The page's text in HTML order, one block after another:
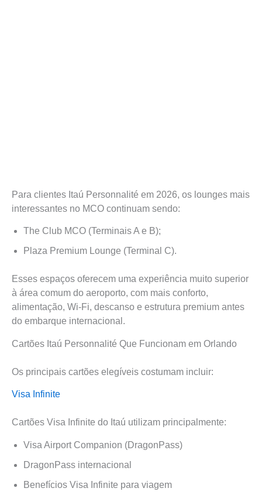
Para clientes Itaú Personnalité em 2026, os lounges mais
interessantes no MCO continuam sendo:
The Club MCO (Terminais A e B);
Plaza Premium Lounge (Terminal C).
Esses espaços oferecem uma experiência muito superior
à área comum do aeroporto, com mais conforto,
alimentação, Wi-Fi, descanso e estrutura premium antes
do embarque internacional.
Cartões Itaú Personnalité Que Funcionam em Orlando
Os principais cartões elegíveis costumam incluir:
Visa Infinite
Cartões Visa Infinite do Itaú utilizam principalmente:
Visa Airport Companion (DragonPass)
DragonPass internacional
Benefícios Visa Infinite para viagem